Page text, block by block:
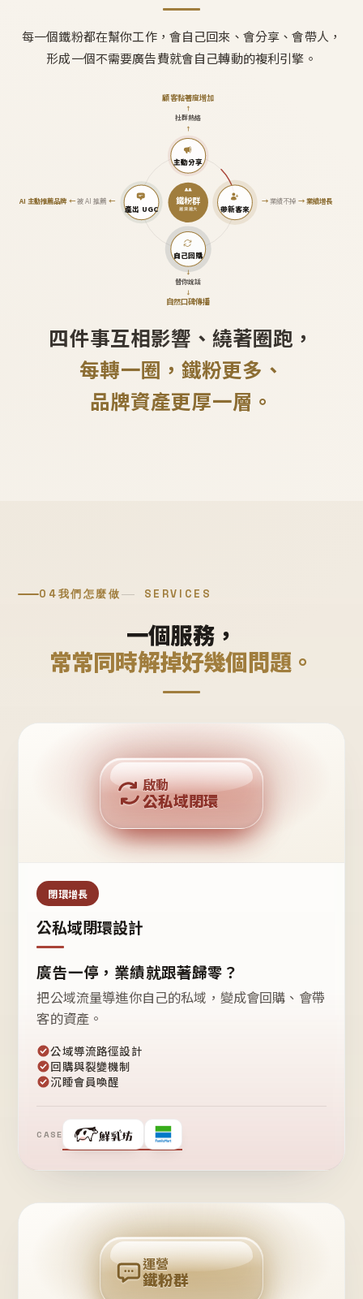
每一個鐵粉都在幫你工作，會自己回來、會分享、會帶人，
形成一個不需要廣告費就會自己轉動的複利引擎。
鐵粉群
越滾越大
主動分享
↑
社群熱絡
↑
顧客黏著度增加
帶新客來
→業績不掉 →業績增長
自己回購
↓
替你說話
↓
自然口碑傳播
產出 UGC
AI 主動推薦品牌←被 AI 推薦 ←
四件事互相影響、繞著圈跑，
每轉一圈，鐵粉更多、
品牌資產更厚一層。
04我們怎麼做 SERVICES
一個服務，
常常同時解掉好幾個問題。
公域流量
私域鐵粉
回購複利
啟動
公私域閉環
閉環增長
公私域閉環設計
廣告一停，業績就跟著歸零？
把公域流量導進你自己的私域，變成會回購、會帶
客的資產。
公域導流路徑設計
回購與裂變機制
沉睡會員喚醒
CASE
❤
粉
回
購
運營
鐵粉群